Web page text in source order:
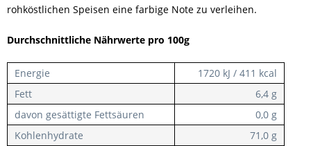
rohköstlichen Speisen eine farbige Note zu verleihen.
Durchschnittliche Nährwerte pro 100g
Energie
1720 kJ / 411 kcal
Fett
6,4 g
davon gesättigte Fettsäuren
0,0 g
Kohlenhydrate
71,0 g